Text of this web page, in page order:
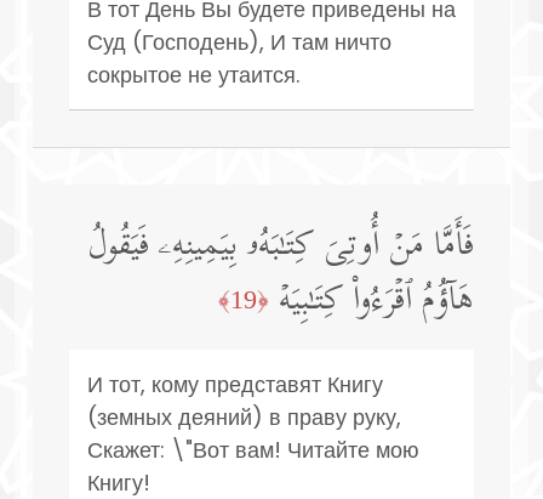
В тот День Вы будете приведены на
Суд (Господень), И там ничто
сокрытое не утаится.
فَأَمَّا مَنۡ أُوتِیَ كِتَـٰبَهُۥ بِیَمِینِهِۦ فَیَقُولُ
هَاۤؤُمُ ٱقۡرَءُوا۟ كِتَـٰبِیَهۡ ﴿19﴾
И тот, кому представят Книгу
(земных деяний) в праву руку,
Скажет: \"Вот вам! Читайте мою
Книгу!